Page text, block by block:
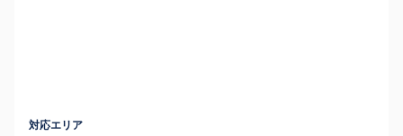
対応エリア